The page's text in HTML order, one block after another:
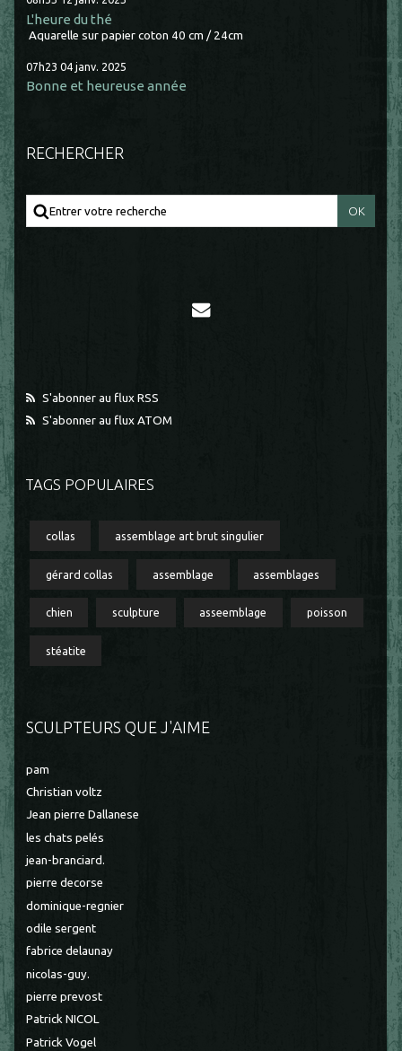
L'heure du thé
Aquarelle sur papier coton 40 cm / 24cm
07h23 04 janv. 2025
Bonne et heureuse année
RECHERCHER
S'abonner au flux RSS
S'abonner au flux ATOM
TAGS POPULAIRES
collas assemblage art brut singulier
gérard collas assemblage assemblages
chien sculpture asseemblage poisson
stéatite
SCULPTEURS QUE J'AIME
pam
Christian voltz
Jean pierre Dallanese
les chats pelés
jean-branciard.
pierre decorse
dominique-regnier
odile sergent
fabrice delaunay
nicolas-guy.
pierre prevost
Patrick NICOL
Patrick Vogel